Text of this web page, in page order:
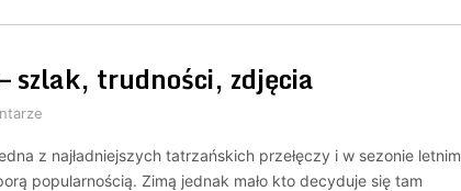
szlak, trudności, zdjęcia
z najładniejszych tatrzańskich przełęczy i w sezonie letnim
popularnością. Zimą jednak mało kto decyduje się tam